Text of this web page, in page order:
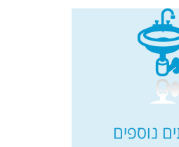
נוספים